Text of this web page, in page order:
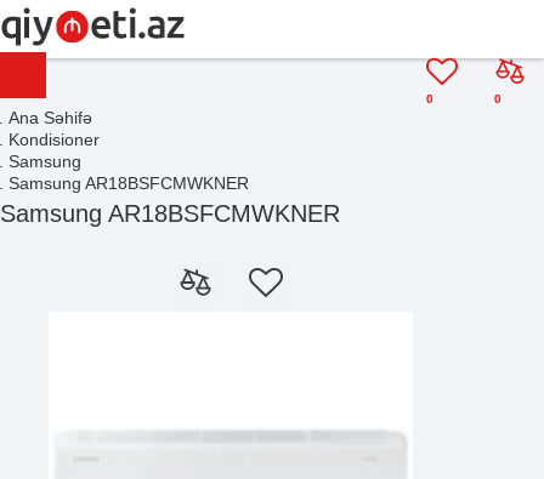
0
0
Ana Səhifə
Kondisioner
Samsung
Samsung AR18BSFCMWKNER
Samsung AR18BSFCMWKNER